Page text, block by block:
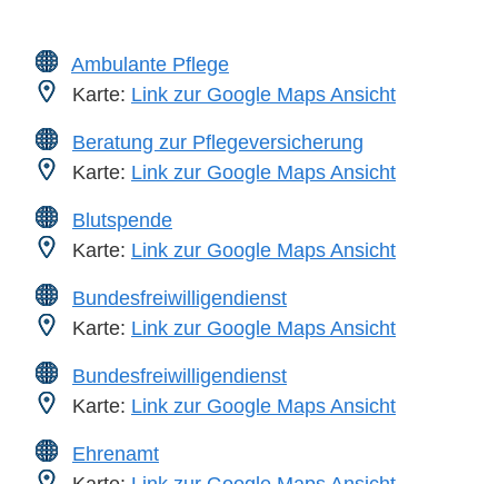
Ambulante Pflege
Karte: Link zur Google Maps Ansicht
Beratung zur Pflegeversicherung
Karte: Link zur Google Maps Ansicht
Blutspende
Karte: Link zur Google Maps Ansicht
Bundesfreiwilligendienst
Karte: Link zur Google Maps Ansicht
Bundesfreiwilligendienst
Karte: Link zur Google Maps Ansicht
Ehrenamt